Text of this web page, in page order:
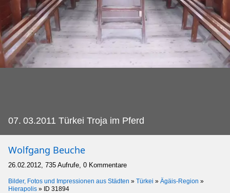
07. 03.2011 Türkei Troja im Pferd
Wolfgang Beuche
26.02.2012, 735 Aufrufe, 0 Kommentare
Bilder, Fotos und Impressionen aus Städten » Türkei » Ägäis-Region »
Hierapolis » ID 31894